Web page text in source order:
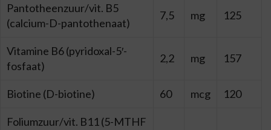
Pantotheenzuur/vit. B5
(calcium-D-pantothenaat)
7,5 mg 125
Vitamine B6 (pyridoxal-5′-
fosfaat)
2,2 mg 157
Biotine (D-biotine) 60 mcg 120
Foliumzuur/vit. B11 (5-MTHF